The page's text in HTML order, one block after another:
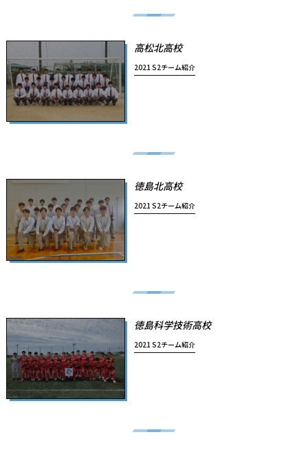
高松北高校
2021 S2チーム紹介
徳島北高校
2021 S2チーム紹介
徳島科学技術高校
2021 S2チーム紹介